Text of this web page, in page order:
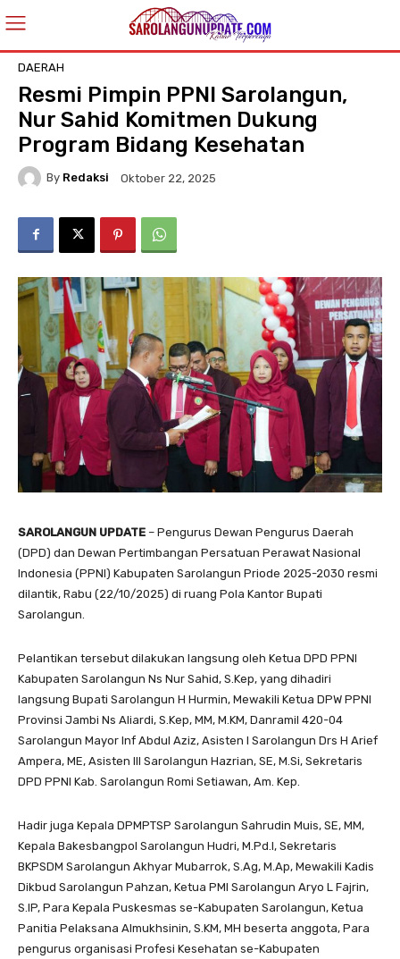
DAERAH
Resmi Pimpin PPNI Sarolangun,
Nur Sahid Komitmen Dukung
Program Bidang Kesehatan
By Redaksi Oktober 22, 2025
SAROLANGUN UPDATE – Pengurus Dewan Pengurus Daerah
(DPD) dan Dewan Pertimbangan Persatuan Perawat Nasional
Indonesia (PPNI) Kabupaten Sarolangun Priode 2025-2030 resmi
dilantik, Rabu (22/10/2025) di ruang Pola Kantor Bupati
Sarolangun.
Pelantikan tersebut dilakukan langsung oleh Ketua DPD PPNI
Kabupaten Sarolangun Ns Nur Sahid, S.Kep, yang dihadiri
langsung Bupati Sarolangun H Hurmin, Mewakili Ketua DPW PPNI
Provinsi Jambi Ns Aliardi, S.Kep, MM, M.KM, Danramil 420-04
Sarolangun Mayor Inf Abdul Aziz, Asisten I Sarolangun Drs H Arief
Ampera, ME, Asisten III Sarolangun Hazrian, SE, M.Si, Sekretaris
DPD PPNI Kab. Sarolangun Romi Setiawan, Am. Kep.
Hadir juga Kepala DPMPTSP Sarolangun Sahrudin Muis, SE, MM,
Kepala Bakesbangpol Sarolangun Hudri, M.Pd.I, Sekretaris
BKPSDM Sarolangun Akhyar Mubarrok, S.Ag, M.Ap, Mewakili Kadis
Dikbud Sarolangun Pahzan, Ketua PMI Sarolangun Aryo L Fajrin,
S.IP, Para Kepala Puskesmas se-Kabupaten Sarolangun, Ketua
Panitia Pelaksana Almukhsinin, S.KM, MH beserta anggota, Para
pengurus organisasi Profesi Kesehatan se-Kabupaten